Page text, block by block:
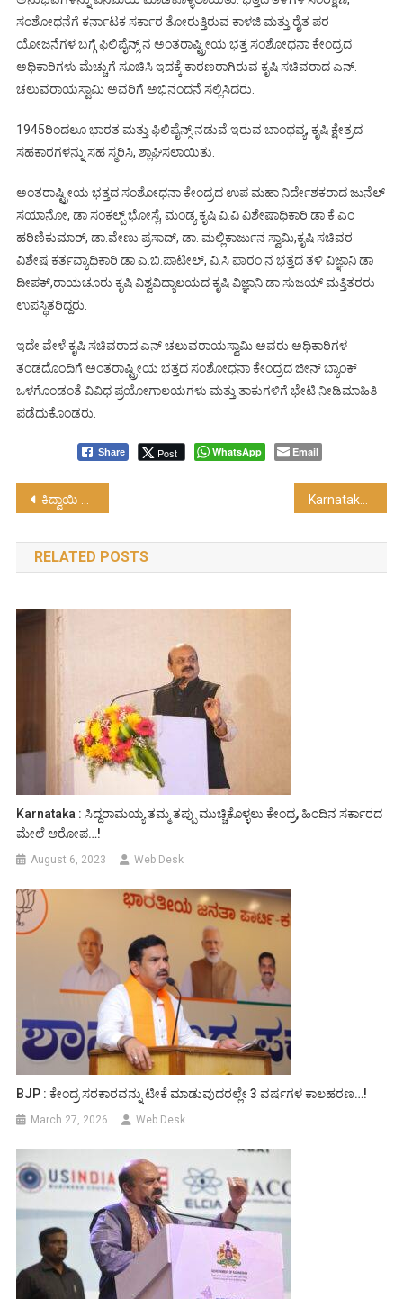
ಸಂಶೋಧನೆಗೆ ಕರ್ನಾಟಕ ಸರ್ಕಾರ ತೋರುತ್ತಿರುವ ಕಾಳಜಿ ಮತ್ತು ರೈತ ಪರ‌
ಯೋಜನೆಗಳ ಬಗ್ಗೆ ಫಿಲಿಪೈನ್ಸ್ ನ ಅಂತರಾಷ್ಟ್ರೀಯ ಭತ್ತ ಸಂಶೋಧನಾ ಕೇಂದ್ರದ
ಅಧಿಕಾರಿಗಳು ಮೆಚ್ಚುಗೆ ಸೂಚಿಸಿ ಇದಕ್ಕೆ ಕಾರಣರಾಗಿರುವ ಕೃಷಿ ಸಚಿವರಾದ ಎನ್.
ಚಲುವರಾಯಸ್ವಾಮಿ ಅವರಿಗೆ ಅಭಿನಂದನೆ ಸಲ್ಲಿಸಿದರು.
1945ರಿಂದಲೂ ಭಾರತ ಮತ್ತು ಫಿಲಿಪೈನ್ಸ್ ನಡುವೆ ಇರುವ ಬಾಂಧವ್ಯ, ಕೃಷಿ ಕ್ಷೇತ್ರದ
ಸಹಕಾರಗಳನ್ನು ಸಹ ಸ್ಮರಿಸಿ, ಶ್ಲಾಘಿಸಲಾಯಿತು.
ಅಂತರಾಷ್ಟ್ರೀಯ ಭತ್ತದ ಸಂಶೋಧನಾ ಕೇಂದ್ರದ ಉಪ ಮಹಾ ನಿರ್ದೇಶಕರಾದ ಜುನೆಲ್
ಸಯಾನೋ, ಡಾ ಸಂಕಲ್ಪ್ ಭೋಸ್ಲೆ, ಮಂಡ್ಯ ಕೃಷಿ ವಿ.ವಿ ವಿಶೇಷಾಧಿಕಾರಿ ಡಾ ಕೆ.ಎಂ
ಹರಿಣಿ‌ಕುಮಾರ್, ಡಾ‌‌.ವೇಣು ಪ್ರಸಾದ್, ಡಾ. ಮಲ್ಲಿಕಾರ್ಜುನ ಸ್ವಾಮಿ,ಕೃಷಿ ಸಚಿವರ
ವಿಶೇಷ ಕರ್ತವ್ಯಾಧಿಕಾರಿ ಡಾ ಎ.ಬಿ‌.ಪಾಟೀಲ್, ವಿ.ಸಿ ಫಾರಂ ನ ಭತ್ತದ ತಳಿ ವಿಜ್ಞಾನಿ ಡಾ
ದೀಪಕ್,ರಾಯಚೂರು ಕೃಷಿ ವಿಶ್ವವಿದ್ಯಾಲಯದ ಕೃಷಿ ವಿಜ್ಞಾನಿ ಡಾ ಸುಜಯ್ ಮತ್ತಿತರರು
ಉಪಸ್ಥಿತರಿದ್ದರು.
ಇದೇ ವೇಳೆ ಕೃಷಿ ಸಚಿವರಾದ ಎನ್ ಚಲುವರಾಯಸ್ವಾಮಿ ಅವರು ಅಧಿಕಾರಿಗಳ
ತಂಡದೊಂದಿಗೆ ಅಂತರಾಷ್ಟ್ರೀಯ ಭತ್ತದ ಸಂಶೋಧನಾ ಕೇಂದ್ರದ ಜೀನ್ ಬ್ಯಾಂಕ್
ಒಳಗೊಂಡಂತೆ ವಿವಿಧ ಪ್ರಯೋಗಾಲಯಗಳು ಮತ್ತು ತಾಕುಗಳಿಗೆ ಭೇಟಿ ನೀಡಿ‌ಮಾಹಿತಿ
ಪಡೆದುಕೊಂಡರು.
Share Post WhatsApp Email
Post
navigation
ಕಿದ್ವಾಯಿ ಆಸ್ಪತ್ರೆಯಲ್ಲಿ 450 ಹಾಸಿಗೆಯ ಹೊಸ ಬ್ಲಾಕ್ ನಿರ್ಮಾಣಕ್ಕೆ ಯೋಜನೆ…!
RELATED POSTS
Karnataka : ಸಿದ್ದರಾಮಯ್ಯ ತಮ್ಮ ತಪ್ಪು ಮುಚ್ಚಿಕೊಳ್ಳಲು ಕೇಂದ್ರ, ಹಿಂದಿನ ಸರ್ಕಾರದ
ಮೇಲೆ ಆರೋಪ…!
August 6, 2023 Web Desk
BJP : ಕೇಂದ್ರ ಸರಕಾರವನ್ನು ಟೀಕೆ ಮಾಡುವುದರಲ್ಲೇ 3 ವರ್ಷಗಳ ಕಾಲಹರಣ…!
March 27, 2026 Web Desk